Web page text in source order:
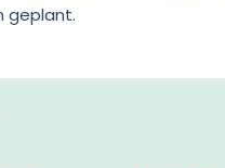
geplant.